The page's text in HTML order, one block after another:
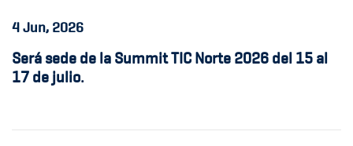
4Jun, 2026
Será sede de la Summit TIC Norte 2026 del 15 al
17 de julio.